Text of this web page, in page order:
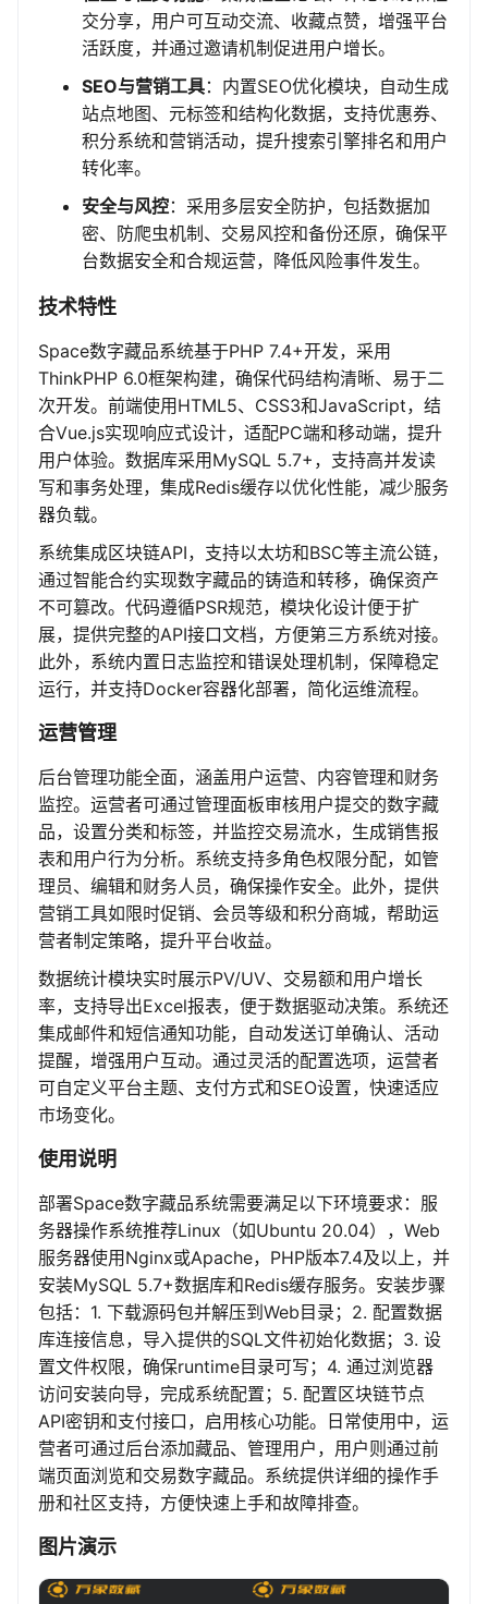
交分享，用户可互动交流、收藏点赞，增强平台
活跃度，并通过邀请机制促进用户增长。
SEO与营销工具：内置SEO优化模块，自动生成
站点地图、元标签和结构化数据，支持优惠券、
积分系统和营销活动，提升搜索引擎排名和用户
转化率。
安全与风控：采用多层安全防护，包括数据加
密、防爬虫机制、交易风控和备份还原，确保平
台数据安全和合规运营，降低风险事件发生。
技术特性
Space数字藏品系统基于PHP 7.4+开发，采用
ThinkPHP 6.0框架构建，确保代码结构清晰、易于二
次开发。前端使用HTML5、CSS3和JavaScript，结
合Vue.js实现响应式设计，适配PC端和移动端，提升
用户体验。数据库采用MySQL 5.7+，支持高并发读
写和事务处理，集成Redis缓存以优化性能，减少服务
器负载。
系统集成区块链API，支持以太坊和BSC等主流公链，
通过智能合约实现数字藏品的铸造和转移，确保资产
不可篡改。代码遵循PSR规范，模块化设计便于扩
展，提供完整的API接口文档，方便第三方系统对接。
此外，系统内置日志监控和错误处理机制，保障稳定
运行，并支持Docker容器化部署，简化运维流程。
运营管理
后台管理功能全面，涵盖用户运营、内容管理和财务
监控。运营者可通过管理面板审核用户提交的数字藏
品，设置分类和标签，并监控交易流水，生成销售报
表和用户行为分析。系统支持多角色权限分配，如管
理员、编辑和财务人员，确保操作安全。此外，提供
营销工具如限时促销、会员等级和积分商城，帮助运
营者制定策略，提升平台收益。
数据统计模块实时展示PV/UV、交易额和用户增长
率，支持导出Excel报表，便于数据驱动决策。系统还
集成邮件和短信通知功能，自动发送订单确认、活动
提醒，增强用户互动。通过灵活的配置选项，运营者
可自定义平台主题、支付方式和SEO设置，快速适应
市场变化。
使用说明
部署Space数字藏品系统需要满足以下环境要求：服
务器操作系统推荐Linux（如Ubuntu 20.04），Web
服务器使用Nginx或Apache，PHP版本7.4及以上，并
安装MySQL 5.7+数据库和Redis缓存服务。安装步骤
包括：1. 下载源码包并解压到Web目录；2. 配置数据
库连接信息，导入提供的SQL文件初始化数据；3. 设
置文件权限，确保runtime目录可写；4. 通过浏览器
访问安装向导，完成系统配置；5. 配置区块链节点
API密钥和支付接口，启用核心功能。日常使用中，运
营者可通过后台添加藏品、管理用户，用户则通过前
端页面浏览和交易数字藏品。系统提供详细的操作手
册和社区支持，方便快速上手和故障排查。
图片演示